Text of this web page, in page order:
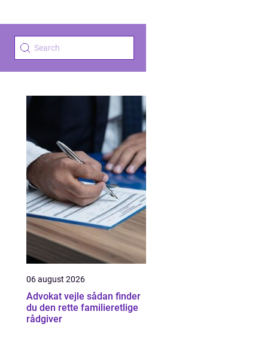
06 august 2026
Advokat vejle sådan finder
du den rette familieretlige
rådgiver